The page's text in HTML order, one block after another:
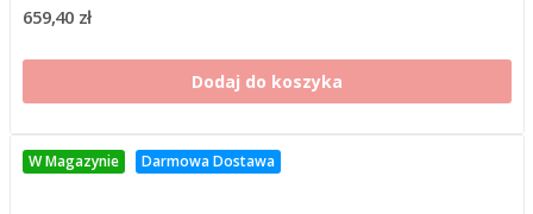
659,40 zł
Dodaj do koszyka
W Magazynie Darmowa Dostawa